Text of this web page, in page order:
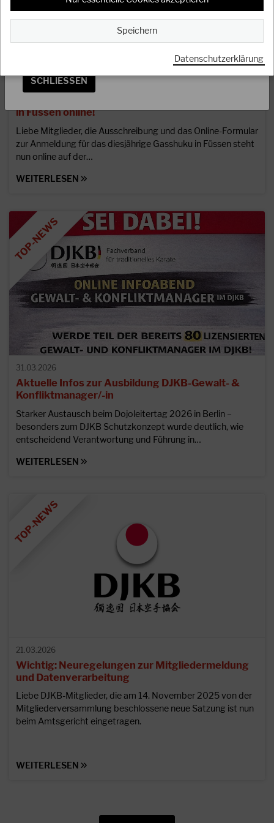
Speichern
Datenschutzerklärung
07.04.2026
in Füssen online!
Liebe Mitglieder, die Ausschreibung und das Online-Formular
zur Anmeldung für das diesjährige Gasshuku in Füssen steht
nun online auf der…
WEITERLESEN
31.03.2026
Aktuelle Infos zur Ausbildung DJKB-Gewalt- &
Konfliktmanager/-in
Starker Austausch beim Dojoleitertag 2026 in Berlin –
besonders zum DJKB Schutzkonzept wurde deutlich, wie
entscheidend Verantwortung und Führung in…
WEITERLESEN
21.03.2026
Wichtig: Neuregelungen zur Mitgliedermeldung
und Datenverarbeitung
Liebe DJKB-Mitglieder, die am 14. November 2025 von der
Mitgliederversammlung beschlossene neue Satzung ist nun
beim Amtsgericht eingetragen.
WEITERLESEN
OSS
SCHLIESSEN